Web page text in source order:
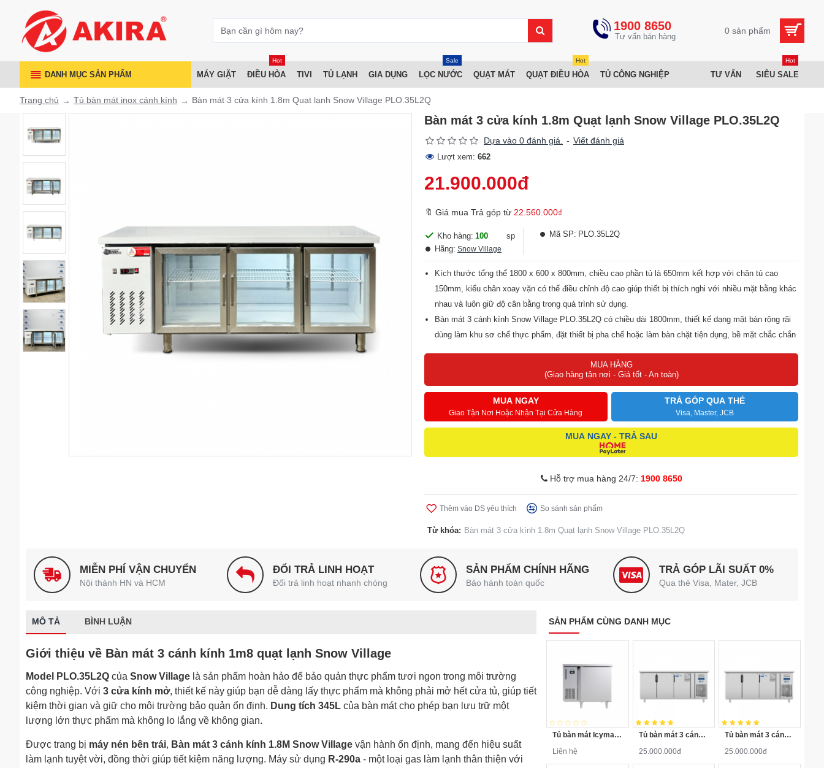
1900 8650 0 sản phẩm
DANH MỤC SẢN PHẨM MÁY GIẶT ĐIỀU HÒA
Hot
TIVI TỦ LẠNH GIA DỤNG LỌC NƯỚC
Sale
QUẠT MÁT QUẠT ĐIỀU HÒA
Hot
TỦ CÔNG NGHIỆP TƯ VẤN SIÊU SALE
Hot
Trang chủ Tủ bàn mát inox cánh kính Bàn mát 3 cửa kính 1.8m Quạt lạnh Snow Village PLO.35L2Q
Bàn mát 3 cửa kính 1.8m Quạt lạnh Snow Village PLO.35L2Q
Dựa vào 0 đánh giá. - Viết đánh giá
Lượt xem: 662
21.900.000đ
🔖 Giá mua Trả góp từ 22.560.000₫
Kho hàng: 100
sp
Hãng: Snow Village
Mã SP: PLO.35L2Q
Kích thước tổng thể 1800 x 600 x 800mm, chiều cao phần tủ là 650mm kết hợp với chân tủ cao
150mm, kiểu chân xoay vặn có thể điều chỉnh độ cao giúp thiết bị thích nghi với nhiều mặt bằng khác
nhau và luôn giữ độ cân bằng trong quá trình sử dụng.
Bàn mát 3 cánh kính Snow Village PLO.35L2Q có chiều dài 1800mm, thiết kế dạng mặt bàn rộng rãi
dùng làm khu sơ chế thực phẩm, đặt thiết bị pha chế hoặc làm bàn chặt tiện dụng, bề mặt chắc chắn
Toàn bộ thân tủ được làm từ inox 201 có phủ lớp bảo vệ màu trắng chống bám bẩn, dễ lau chùi, giúp
giữ cho thiết bị luôn sáng sạch và bền bỉ dù vận hành thường xuyên trong môi trường bếp nóng ẩm,
Điều khiển điện tử có màn hình hiển thị nhiệt độ rõ nét, giúp người dùng dễ dàng theo dõi và điều
chỉnh nhiệt độ chính xác theo nhu cầu bảo quản thực phẩm khác nhau, thao tác đơn giản và phù hợp
MUA HÀNG
(Giao hàng tận nơi - Giá tốt - An toàn)
MUA NGAY
Giao Tận Nơi Hoặc Nhận Tại Cửa Hàng
TRẢ GÓP QUA THẺ
Visa, Master, JCB
MUA NGAY - TRẢ SAU
Hỗ trợ mua hàng 24/7: 1900 8650
Thêm vào DS yêu thích So sánh sản phẩm
Từ khóa: Bàn mát 3 cửa kính 1.8m Quạt lạnh Snow Village PLO.35L2Q
MIỄN PHÍ VẬN CHUYỂN
Nội thành HN và HCM
ĐỔI TRẢ LINH HOẠT
Đổi trả linh hoạt nhanh chóng
SẢN PHẨM CHÍNH HÃNG
Bảo hành toàn quốc
TRẢ GÓP LÃI SUẤT 0%
Qua thẻ Visa, Mater, JCB
MÔ TẢ BÌNH LUẬN
Giới thiệu về Bàn mát 3 cánh kính 1m8 quạt lạnh Snow Village
Model PLO.35L2Q của Snow Village là sản phẩm hoàn hảo để bảo quản thực phẩm tươi ngon trong môi trường
công nghiệp. Với 3 cửa kính mở, thiết kế này giúp bạn dễ dàng lấy thực phẩm mà không phải mở hết cửa tủ, giúp tiết
kiệm thời gian và giữ cho môi trường bảo quản ổn định. Dung tích 345L của bàn mát cho phép bạn lưu trữ một
lượng lớn thực phẩm mà không lo lắng về không gian.
Được trang bị máy nén bên trái, Bàn mát 3 cánh kính 1.8M Snow Village vận hành ổn định, mang đến hiệu suất
làm lạnh tuyệt vời, đồng thời giúp tiết kiệm năng lượng. Máy sử dụng R-290a - một loại gas làm lạnh thân thiện với
SẢN PHẨM CÙNG DANH MỤC
Tủ bàn mát Icymax 1 cánh inox 900x750 ICR-1S097
Liên hệ
Tủ bàn mát 3 cánh inox quạt gió Đức Minh BMQ.3MI1860 1.8M
25.000.000đ
Tủ bàn mát 3 cánh inox quạt gió BMQ.3MI1875 1.8M
25.000.000đ